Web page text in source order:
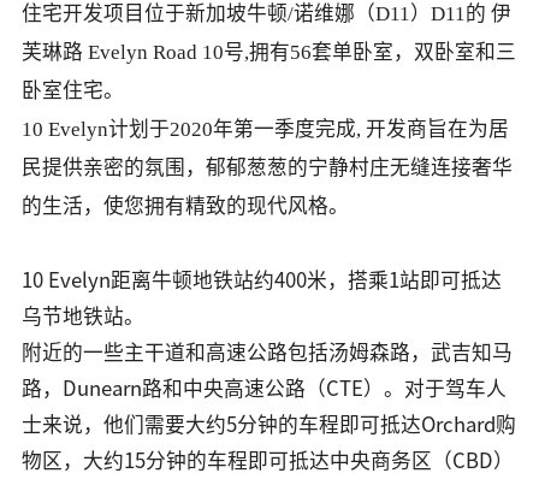
住宅开发项目 位于新加坡牛顿/诺维娜（D11）D11的 伊
芙琳路 Evelyn Road 10号,拥有56套单卧室，双卧室和三
卧室住宅。
10 Evelyn计划于2020年第一季度完成, 开发商旨在为居
民提供亲密的氛围，郁郁葱葱的宁静村庄无缝连接奢华
的生活，使您拥有精致的现代风格。
10 Evelyn距离牛顿地铁站约400米，搭乘1站即可抵达
乌节地铁站。
附近的一些主干道和高速公路包括汤姆森路，武吉知马
路，Dunearn路和中央高速公路（CTE）。对于驾车人
士来说，他们需要大约5分钟的车程即可抵达Orchard购
物区，大约15分钟的车程即可抵达中央商务区（CBD）